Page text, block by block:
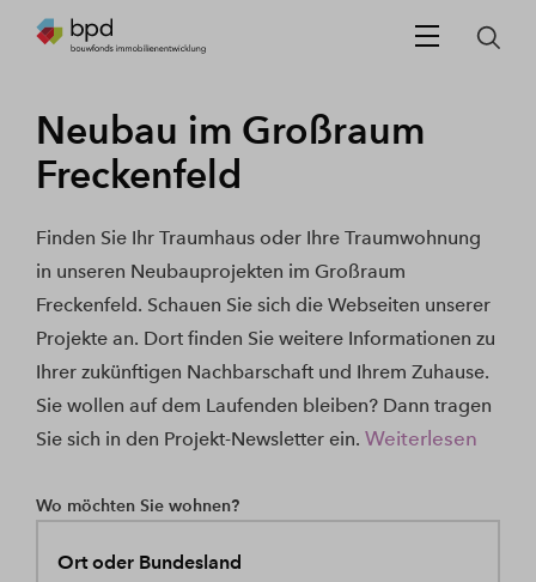
Neubau im Großraum
Freckenfeld
Finden Sie Ihr Traumhaus oder Ihre Traumwohnung
in unseren Neubauprojekten im Großraum
Freckenfeld. Schauen Sie sich die Webseiten unserer
Projekte an. Dort finden Sie weitere Informationen zu
Ihrer zukünftigen Nachbarschaft und Ihrem Zuhause.
Sie wollen auf dem Laufenden bleiben? Dann tragen
Sie sich in den Projekt-Newsletter ein. Weiterlesen
Wo möchten Sie wohnen?
Ort oder Bundesland